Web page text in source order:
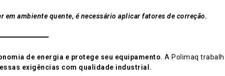
em ambiente quente, é necessário aplicar fatores de correção.
de energia e protege seu equipamento. A Polimaq
exigências com qualidade industrial.